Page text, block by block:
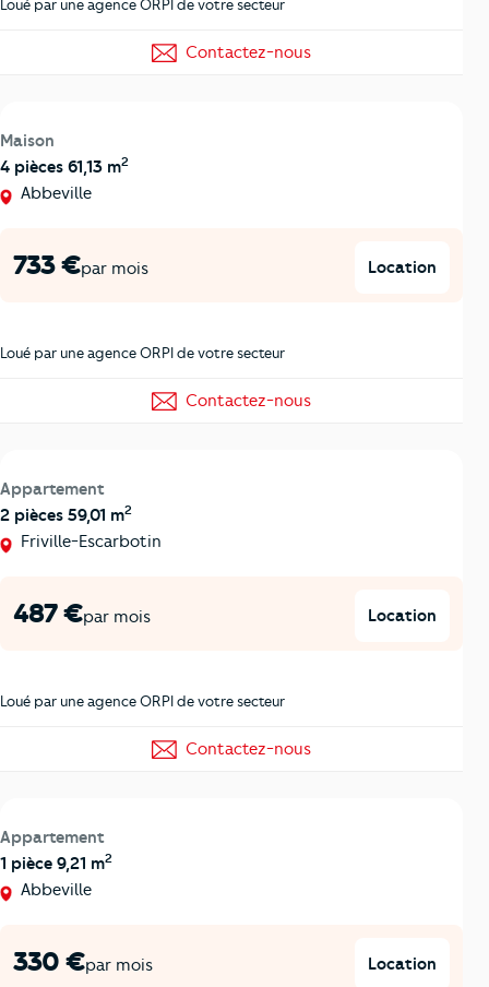
Loué par une agence ORPI de votre secteur
Contactez-nous
Maison
4 pièces 61,13 m2
Abbeville
733 €par mois Location
Loué par une agence ORPI de votre secteur
Contactez-nous
Appartement
2 pièces 59,01 m2
Friville-Escarbotin
487 €par mois Location
Loué par une agence ORPI de votre secteur
Contactez-nous
Appartement
1 pièce 9,21 m2
Abbeville
330 €par mois Location